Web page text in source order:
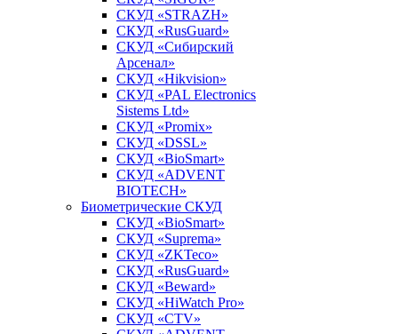
СКУД «STRAZH»
СКУД «RusGuard»
СКУД «Сибирский
Арсенал»
СКУД «Hikvision»
СКУД «PAL Electronics
Sistems Ltd»
СКУД «Promix»
СКУД «DSSL»
СКУД «BioSmart»
СКУД «ADVENT
BIOTECH»
Биометрические СКУД
СКУД «BioSmart»
СКУД «Suprema»
СКУД «ZKTeco»
СКУД «RusGuard»
СКУД «Beward»
СКУД «HiWatch Pro»
СКУД «CTV»